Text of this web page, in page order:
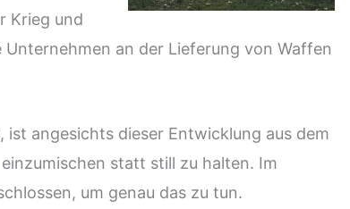
Krieg und
an der Lieferung von Waffen
angesichts dieser Entwicklung aus dem
statt still zu halten. Im
um genau das zu tun.